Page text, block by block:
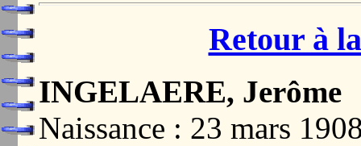
Retour à
INGELAERE, Jerôme
Naissance : 23 mars